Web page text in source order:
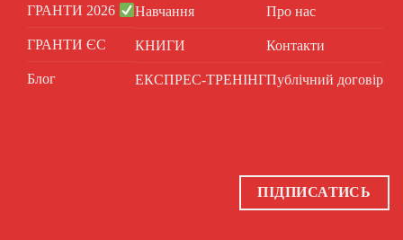
ГРАНТИ 2026
ГРАНТИ ЄС
Блог
Навчання
КНИГИ
ЕКСПРЕС-ТРЕНІНГ
Про нас
Контакти
Публічний договір
ПІДПИСАТИСЬ